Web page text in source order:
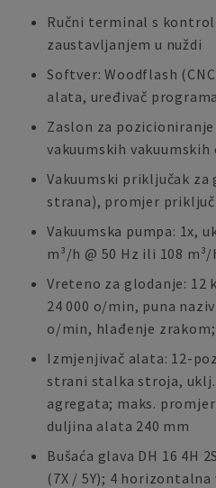
Ručni terminal s
zaustavljanjem u nuždi
Softver: Woodflash
alata, uređivač
Zaslon za
vakuumskih vakuumskih
Vakuumski priključak
strana), promjer
Vakuumska pumpa: 1x,
m³/h @ 50 Hz ili 108 m³/
Vreteno za glodanje: 12
24 000 o/min, puna
o/min, hlađenje zrakom;
Izmjenjivač alata: 12-
strani stalka stroja,
agregata; maks.
duljina alata 240 mm
Bušaća glava DH 16 4H
(7X / 5Y); 4 horizontalna